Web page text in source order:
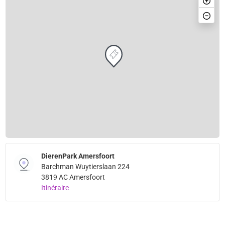
DierenPark Amersfoort
Barchman Wuytierslaan 224
3819 AC Amersfoort
Itinéraire